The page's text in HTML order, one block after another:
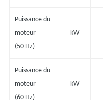
Puissance du
moteur
(50 Hz)
kW
Puissance du
moteur
(60 Hz)
kW